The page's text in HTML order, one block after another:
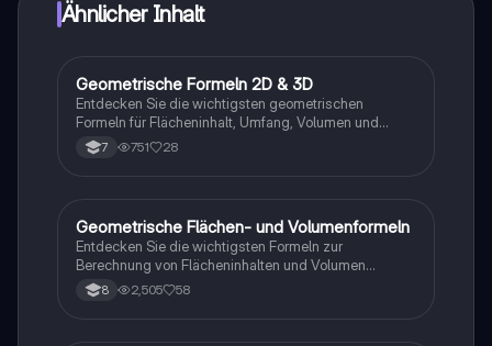
Ähnlicher Inhalt
Mathe
Geometrische Formeln 2D & 3D
Entdecken Sie die wichtigsten geometrischen
Formeln für Flächeninhalt, Umfang, Volumen und
Oberflächeninhalt. Diese Sammlung umfasst Formeln
für Quadrat, Rechteck, Dreieck, Parallelogramm,
7 751 28
Mathe
Geometrische Flächen- und Volumenformeln
Entdecken Sie die wichtigsten Formeln zur
Berechnung von Flächeninhalten und Volumen
geometrischer Körper. Diese Übersicht umfasst
Rechteck, Quadrat, Dreieck, Kreis, Würfel, Zylinder
8 2,505 58